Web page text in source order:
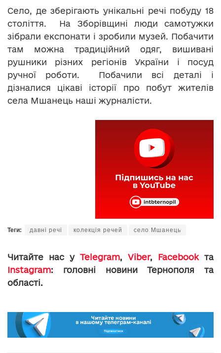
Село, де зберігають унікальні речі побуду 18
століття. На Зборівщині люди самотужки
зібрали експонати і зробили музей. Побачити
там можна традиційний одяг, вишивані
рушники різних регіонів України і посуд
ручної роботи. Побачили всі деталі і
дізналися цікаві історії про побут жителів
села Мшанець наші журналісти.
Теги: давні речі колекція речей село Мшанець
Читайте нас у Telegram, Viber, Facebookта
Instagram: головні новини Тернополя та
області.